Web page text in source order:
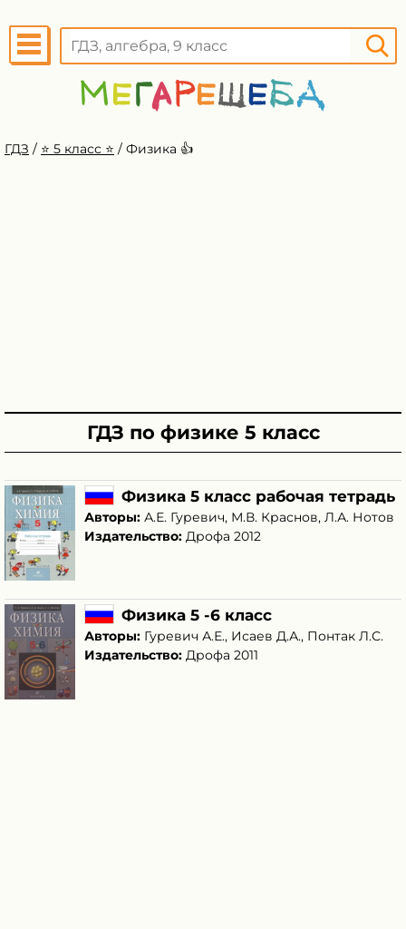
ГДЗ / ⭐️ 5 класс ⭐️ / Физика 👍
ГДЗ по физике 5 класс
Физика 5 класс рабочая тетрадь
Авторы: А.Е. Гуревич, М.В. Краснов, Л.А. Нотов
Издательство: Дрофа 2012
Физика 5 -6 класс
Авторы: Гуревич А.Е., Исаев Д.А., Понтак Л.С.
Издательство: Дрофа 2011